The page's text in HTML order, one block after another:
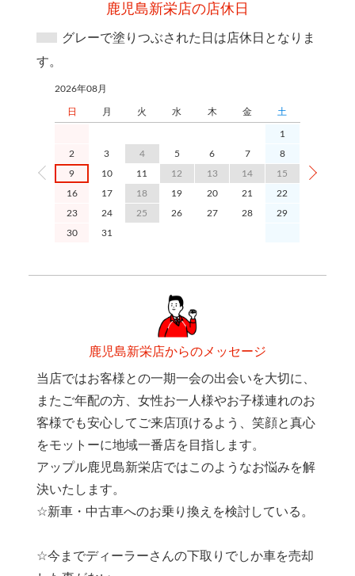
鹿児島新栄店の店休日
グレーで塗りつぶされた日は店休日となりま
す。
2026年08月
日 月 火 水 木 金 土
1
2 3 4 5 6 7 8
9 10 11 12 13 14 15
16 17 18 19 20 21 22
23 24 25 26 27 28 29
30 31
13
鹿児島新栄店からのメッセージ
当店ではお客様との一期一会の出会いを大切に、
またご年配の方、女性お一人様やお子様連れのお
客様でも安心してご来店頂けるよう、笑顔と真心
をモットーに地域一番店を目指します。
アップル鹿児島新栄店ではこのようなお悩みを解
決いたします。
☆新車・中古車へのお乗り換えを検討している。
☆今までディーラーさんの下取りでしか車を売却